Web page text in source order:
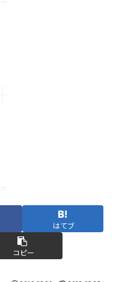
はてブ
コピー